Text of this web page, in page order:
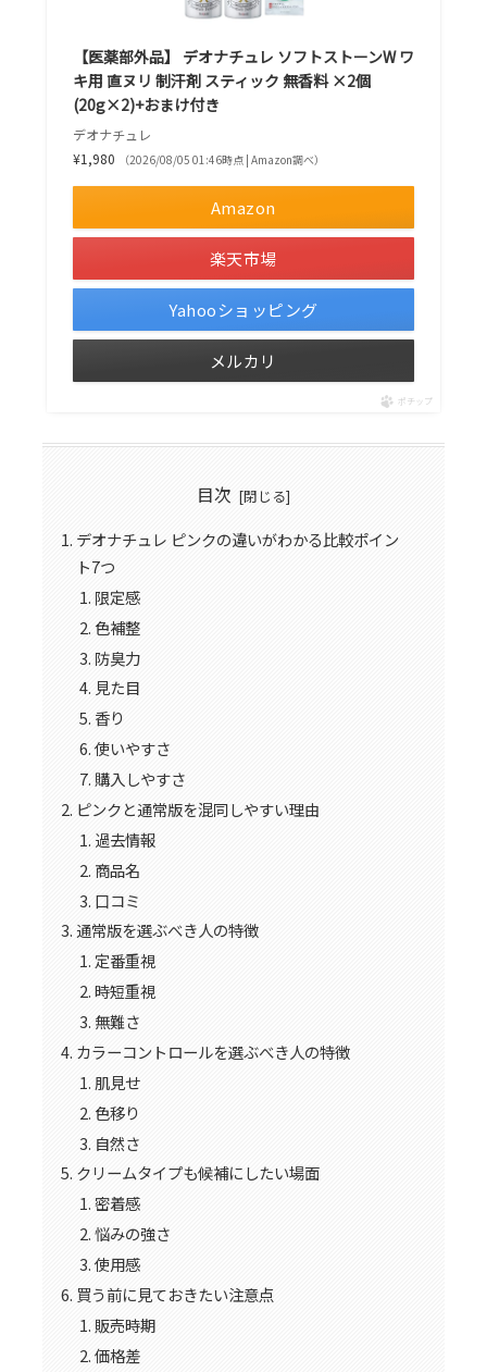
【医薬部外品】 デオナチュレ ソフトストーンW ワ
キ用 直ヌリ 制汗剤 スティック 無香料 ×2個
(20g×2)+おまけ付き
デオナチュレ
¥1,980
（2026/08/05 01:46時点 | Amazon調べ）
Amazon
楽天市場
Yahooショッピング
メルカリ
ポチップ
目次
デオナチュレ ピンクの違いがわかる比較ポイン
ト7つ
限定感
色補整
防臭力
見た目
香り
使いやすさ
購入しやすさ
ピンクと通常版を混同しやすい理由
過去情報
商品名
口コミ
通常版を選ぶべき人の特徴
定番重視
時短重視
無難さ
カラーコントロールを選ぶべき人の特徴
肌見せ
色移り
自然さ
クリームタイプも候補にしたい場面
密着感
悩みの強さ
使用感
買う前に見ておきたい注意点
販売時期
価格差